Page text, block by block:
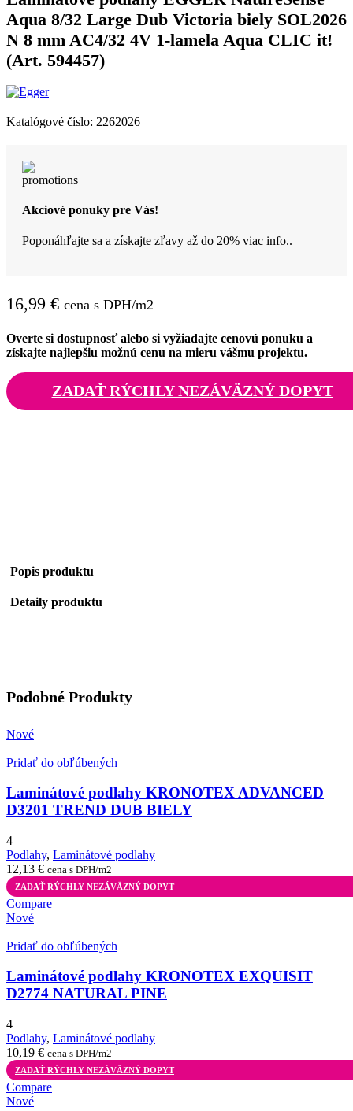
Aqua 8/32 Large Dub Victoria biely SOL2026
N 8 mm AC4/32 4V 1-lamela Aqua CLIC it!
(Art. 594457)
Katalógové číslo: 2262026
Akciové ponuky pre Vás!
Poponáhľajte sa a získajte zľavy až do 20% viac info..
16,99 € cena s DPH/m2
Overte si dostupnosť alebo si vyžiadajte cenovú ponuku a
získajte najlepšiu možnú cenu na mieru vášmu projektu.
ZADAŤ RÝCHLY NEZÁVÄZNÝ DOPYT
Popis produktu
Detaily produktu
Podobné Produkty
Nové
Pridať do obľúbených
Laminátové podlahy KRONOTEX ADVANCED
D3201 TREND DUB BIELY
4
Podlahy, Laminátové podlahy
12,13 € cena s DPH/m2
ZADAŤ RÝCHLY NEZÁVÄZNÝ DOPYT
Compare
Nové
Pridať do obľúbených
Laminátové podlahy KRONOTEX EXQUISIT
D2774 NATURAL PINE
4
Podlahy, Laminátové podlahy
10,19 € cena s DPH/m2
ZADAŤ RÝCHLY NEZÁVÄZNÝ DOPYT
Compare
Nové